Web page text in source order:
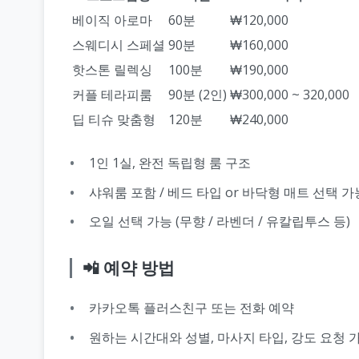
베이직 아로마
60분
₩120,000
스웨디시 스페셜 90분
₩160,000
핫스톤 릴렉싱
100분
₩190,000
커플 테라피룸
90분 (2인) ₩300,000 ~ 320,000
딥 티슈 맞춤형
120분 ₩240,000
1인 1실, 완전 독립형 룸 구조
샤워룸 포함 / 베드 타입 or 바닥형 매트 선택 가
오일 선택 가능 (무향 / 라벤더 / 유칼립투스 등)
📲 예약 방법
카카오톡 플러스친구 또는 전화 예약
원하는 시간대와 성별, 마사지 타입, 강도 요청